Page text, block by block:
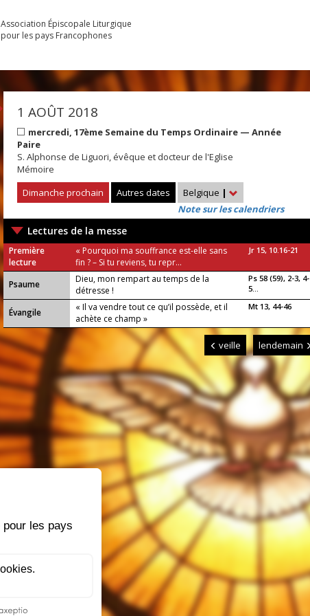
Association Épiscopale Liturgique
pour les pays Francophones
1 AOÛT 2018
mercredi, 17ème Semaine du Temps Ordinaire — Année
Paire
S. Alphonse de Liguori, évêque et docteur de l'Eglise
Mémoire
Dimanche prochain
Autres dates Belgique |
Note sur les calendriers
Lectures de la messe
Première
lecture
« Pourquoi ma souffrance est-elle sans
fin ? – Si tu reviens, tu repr...
Jr 15, 10.16-21
Psaume
Dieu, mon rempart au temps de la
détresse !
Ps 58 (59), 2-3, 4-
5...
Évangile
« Il va vendre tout ce qu’il possède, et il
achète ce champ »
Mt 13, 44-46
veille lendemain